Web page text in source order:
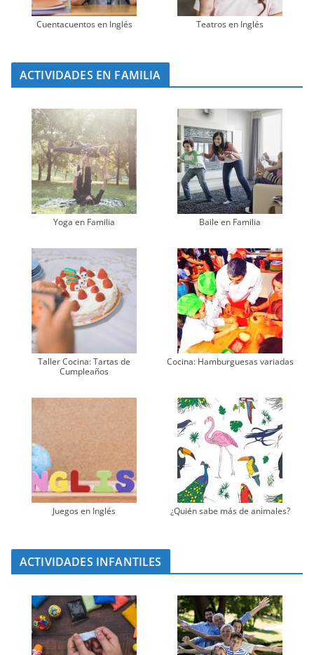
Cuentacuentos en Inglés Teatros en Inglés
ACTIVIDADES EN FAMILIA
Yoga en Familia Baile en Familia
Taller Cocina: Tartas de
Cumpleaños
Cocina: Hamburguesas variadas
Juegos en Inglés ¿Quién sabe más de animales?
ACTIVIDADES INFANTILES